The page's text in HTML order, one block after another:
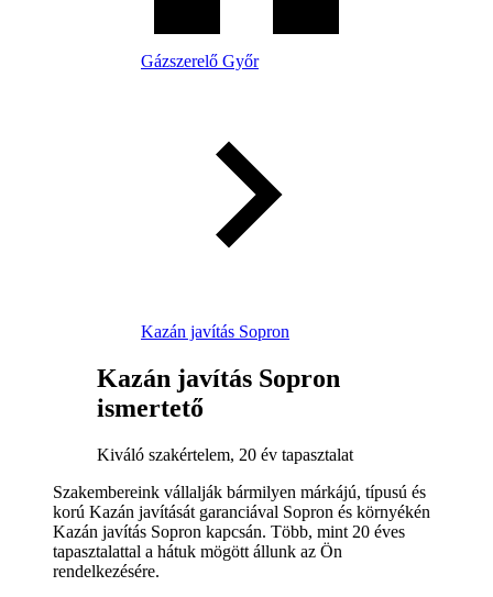
Gázszerelő Győr
Kazán javítás Sopron
Kazán javítás Sopron
ismertető
Kiváló szakértelem, 20 év tapasztalat
Szakembereink vállalják bármilyen márkájú, típusú és
korú Kazán javítását garanciával Sopron és környékén
Kazán javítás Sopron kapcsán. Több, mint 20 éves
tapasztalattal a hátuk mögött állunk az Ön
rendelkezésére.